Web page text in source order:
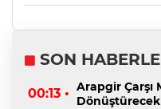
SON
00:13 • Arapgir Çarşı
Dönüştürecek